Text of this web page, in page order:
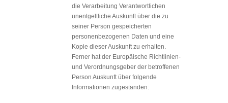
die Verarbeitung Verantwortlichen
unentgeltliche Auskunft über die zu
seiner Person gespeicherten
personenbezogenen Daten und eine
Kopie dieser Auskunft zu erhalten.
Ferner hat der Europäische Richtlinien-
und Verordnungsgeber der betroffenen
Person Auskunft über folgende
Informationen zugestanden: